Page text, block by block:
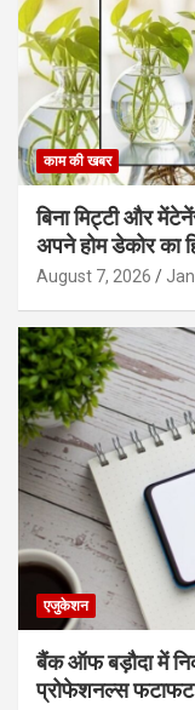
काम की खबर
बिना मिट्टी और
अपने होम डेकोर का
August 7, 2026
एजुकेशन
बैंक ऑफ बड़ौदा में
प्रोफेशनल्स